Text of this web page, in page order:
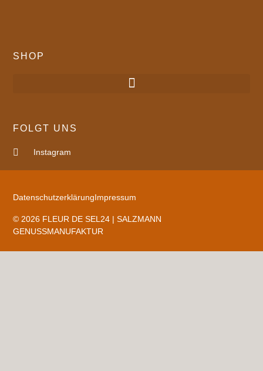
SHOP
FOLGT UNS
Instagram
© 2026 FLEUR DE SEL24 | SALZMANN
GENUSSMANUFAKTUR
DatenschutzerklärungImpressum